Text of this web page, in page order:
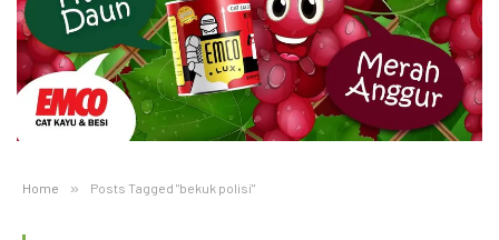
Home » Posts Tagged "bekuk polisi"